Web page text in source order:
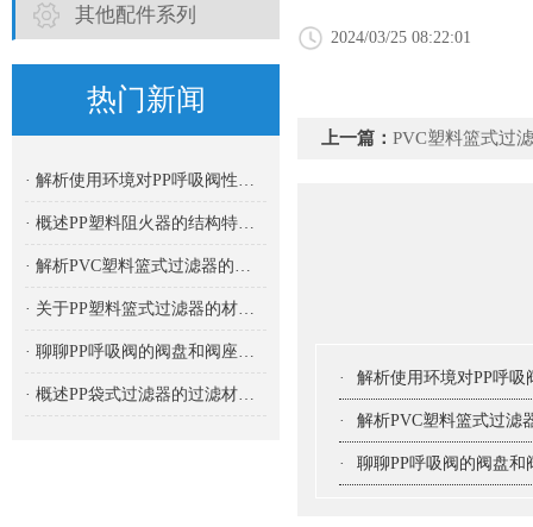
其他配件系列
热门新闻
· 解析使用环境对PP呼吸阀性能的影响
· 概述PP塑料阻火器的结构特点及其优势
· 解析PVC塑料篮式过滤器的结构特点
· 关于PP塑料篮式过滤器的材料构成解析
· 聊聊PP呼吸阀的阀盘和阀座材质及其重要性
· 概述PP袋式过滤器的过滤材料选择与应用
2024/03/25 08:22:01
上一篇： PVC塑料篮式过
· 解析使用环境对PP呼吸
· 解析PVC塑料篮式过滤
· 聊聊PP呼吸阀的阀盘